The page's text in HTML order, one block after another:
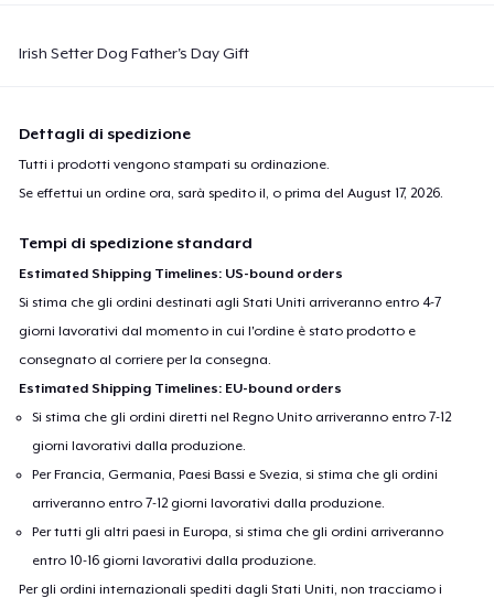
Irish Setter Dog Father's Day Gift
Dettagli di spedizione
Tutti i prodotti vengono stampati su ordinazione.
Se effettui un ordine ora, sarà spedito il, o prima delAugust 17, 2026.
Tempi di spedizione standard
Estimated Shipping Timelines: US-bound orders
Si stima che gli ordini destinati agli Stati Uniti arriveranno entro 4-7
giorni lavorativi dal momento in cui l'ordine è stato prodotto e
consegnato al corriere per la consegna.
Estimated Shipping Timelines: EU-bound orders
Si stima che gli ordini diretti nel Regno Unito arriveranno entro 7-12
giorni lavorativi dalla produzione.
Per Francia, Germania, Paesi Bassi e Svezia, si stima che gli ordini
arriveranno entro 7-12 giorni lavorativi dalla produzione.
Per tutti gli altri paesi in Europa, si stima che gli ordini arriveranno
entro 10-16 giorni lavorativi dalla produzione.
Per gli ordini internazionali spediti dagli Stati Uniti, non tracciamo i